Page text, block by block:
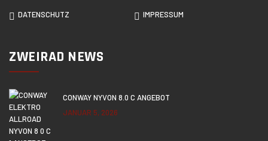
DATENSCHUTZ IMPRESSUM
ZWEIRAD NEWS
CONWAY NYVON 8.0 C ANGEBOT
JANUAR 5, 2026